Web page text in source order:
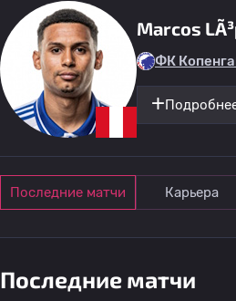
Marcos
ФК
Последние матчи Карьера
Последние матчи